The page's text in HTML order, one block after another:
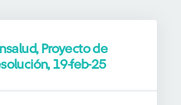
Proyecto de
19-feb-25